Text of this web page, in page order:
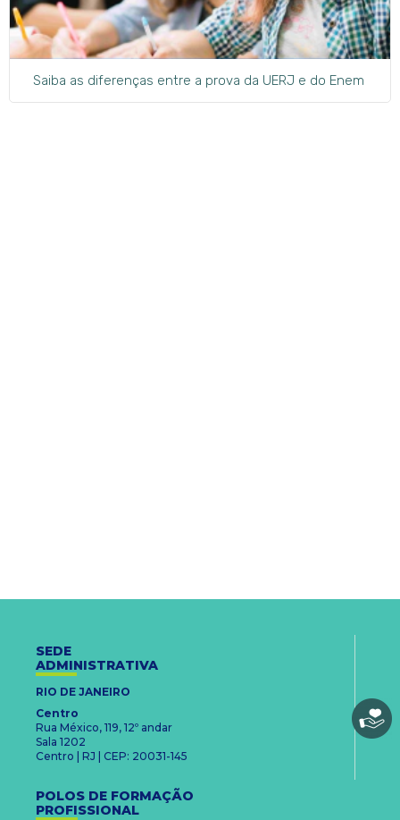
Saiba as diferenças entre a prova da UERJ e do Enem
SEDE
ADMINISTRATIVA
RIO DE JANEIRO
Centro
Rua México, 119, 12º andar
Sala 1202
Centro | RJ | CEP: 20031-145
POLOS DE FORMAÇÃO
PROFISSIONAL